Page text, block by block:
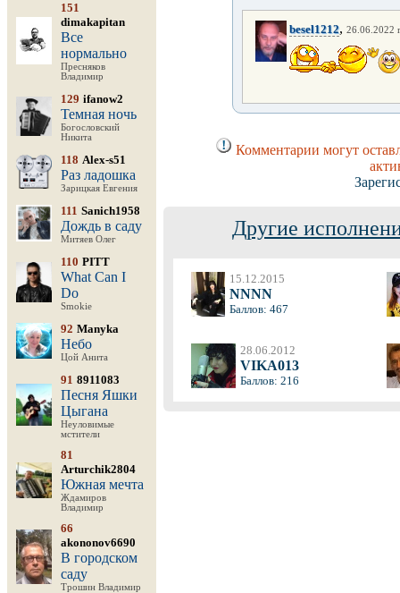
151
dimakapitan
Все
нормально
Пресняков
Владимир
129 ifanow2
Темная ночь
Богословский
Никита
118 Alex-s51
Раз ладошка
Зарицкая Евгения
111 Sanich1958
Дождь в саду
Митяев Олег
110 PITT
What Can I
Do
Smokie
92 Manyka
Небо
Цой Анита
91 8911083
Песня Яшки
Цыгана
Неуловимые
мстители
81
Arturchik2804
Южная мечта
Ждамиров
Владимир
66
akononov6690
В городском
саду
Трошин Владимир
besel1212, 26.06.2022
Комментарии могут
Другие
15.12.2015
NNNN
Баллов: 467
28.06.2012
VIKA013
Баллов: 216